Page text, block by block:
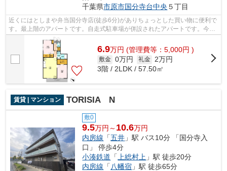
千葉県市原市国分寺台中央 ５丁目
近くにはとしまや弁当国分寺店(徒歩6分)がありちょっとした買い物に便利で
す。最上階のアパートです。自走式駐車場が併設されたアパートです。今や
必需品ともなったネット。こちらはイ...
6.9万円 (管理費等：5,000円 )
敷金 0万円 礼金 2万円
3階 / 2LDK / 57.50㎡
賃貸 | マンション TORISIA N
敷0
9.5万円～ 10.6万円
内房線 「五井 」駅 バス10分 「国分寺入
口」 停歩4分
小湊鉄道 「 上総村上 」駅 徒歩20分
内房線 「八幡宿 」駅 徒歩65分